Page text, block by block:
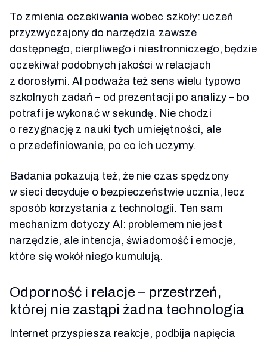
To zmienia oczekiwania wobec szkoły: uczeń
przyzwyczajony do narzędzia zawsze
dostępnego, cierpliwego i niestronniczego, będzie
oczekiwał podobnych jakości w relacjach
z dorosłymi. AI podważa też sens wielu typowo
szkolnych zadań – od prezentacji po analizy – bo
potrafi je wykonać w sekundę. Nie chodzi
o rezygnację z nauki tych umiejętności, ale
o przedefiniowanie, po co ich uczymy.
Badania pokazują też, że nie czas spędzony
w sieci decyduje o bezpieczeństwie ucznia, lecz
sposób korzystania z technologii. Ten sam
mechanizm dotyczy AI: problemem nie jest
narzędzie, ale intencja, świadomość i emocje,
które się wokół niego kumulują.
Odporność i relacje – przestrzeń,
której nie zastąpi żadna technologia
Internet przyspiesza reakcje, podbija napięcia